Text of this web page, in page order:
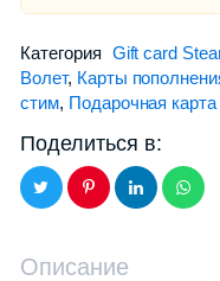
Категория Gift card
Волет, Карты
стим, Подарочная
Поделиться в:
Описание